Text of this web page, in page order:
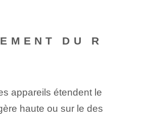
DU R
appareils étendent le
haute ou sur le des